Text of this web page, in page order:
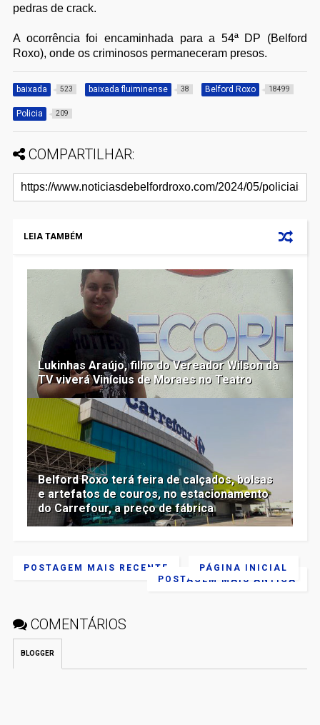
pedras de crack.
A ocorrência foi encaminhada para a 54ª DP (Belford
Roxo), onde os criminosos permaneceram presos.
baixada 523 baixada fluiminense 38 Belford Roxo 18499
Policia 209
COMPARTILHAR:
LEIA TAMBÉM
Lukinhas Araújo, filho do Vereador Wilson da
TV viverá Vinícius de Moraes no Teatro
Belford Roxo terá feira de calçados, bolsas
e artefatos de couros, no estacionamento
do Carrefour, a preço de fábrica
POSTAGEM MAIS RECENTE
POSTAGEM MAIS ANTIGA
PÁGINA INICIAL
COMENTÁRIOS
BLOGGER